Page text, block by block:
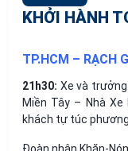
KHỞI HÀNH
TP.HCM – RẠCH
21 h30: Xe và
Miền Tây – Nhà
khách tự túc